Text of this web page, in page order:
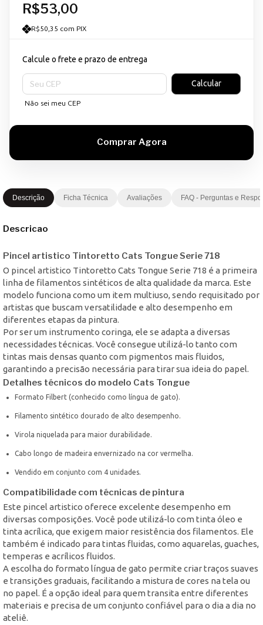
R$53,00
R$50,35 com PIX
Calcule o frete e prazo de entrega
Entregas para o CEP:
Calcular
Não sei meu CEP
Descrição Ficha Técnica Avaliações FAQ - Perguntas e
Descricao
Pincel artistico Tintoretto Cats Tongue Serie 718
O pincel artistico Tintoretto Cats Tongue Serie 718 é a primeira
linha de filamentos sintéticos de alta qualidade da marca. Este
modelo funciona como um item multiuso, sendo requisitado por
artistas que buscam versatilidade e alto desempenho em
diferentes etapas da pintura.
Por ser um instrumento coringa, ele se adapta a diversas
necessidades técnicas. Você consegue utilizá-lo tanto com
tintas mais densas quanto com pigmentos mais fluidos,
garantindo a precisão necessária para tirar sua ideia do papel.
Detalhes técnicos do modelo Cats Tongue
Formato Filbert (conhecido como língua de gato).
Filamento sintético dourado de alto desempenho.
Virola niquelada para maior durabilidade.
Cabo longo de madeira envernizado na cor vermelha.
Vendido em conjunto com 4 unidades.
Compatibilidade com técnicas de pintura
Este pincel artistico oferece excelente desempenho em
diversas composições. Você pode utilizá-lo com tinta óleo e
tinta acrílica, que exigem maior resistência dos filamentos. Ele
também é indicado para tintas fluidas, como aquarelas, guaches,
temperas e acrílicos fluidos.
A escolha do formato língua de gato permite criar traços suaves
e transições graduais, facilitando a mistura de cores na tela ou
no papel. É a opção ideal para quem transita entre diferentes
materiais e precisa de um conjunto confiável para o dia a dia no
ateliê.